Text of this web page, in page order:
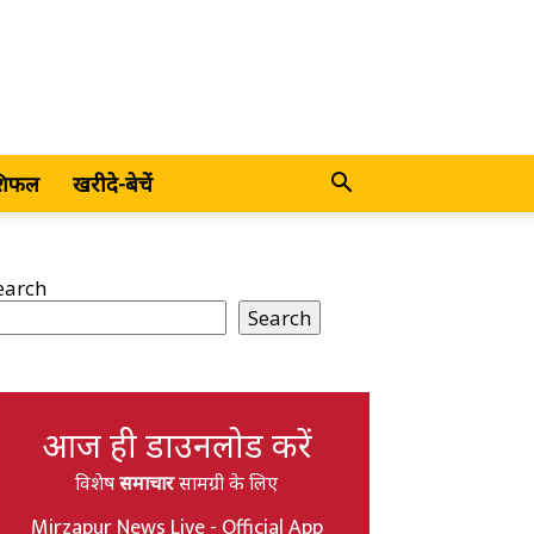
खरीदे-बेचें
Search
आज ही डाउनलोड करें
विशेषसमाचारसामग्री के लिए